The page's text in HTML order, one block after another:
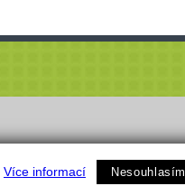
Více informací Nesouhlasím